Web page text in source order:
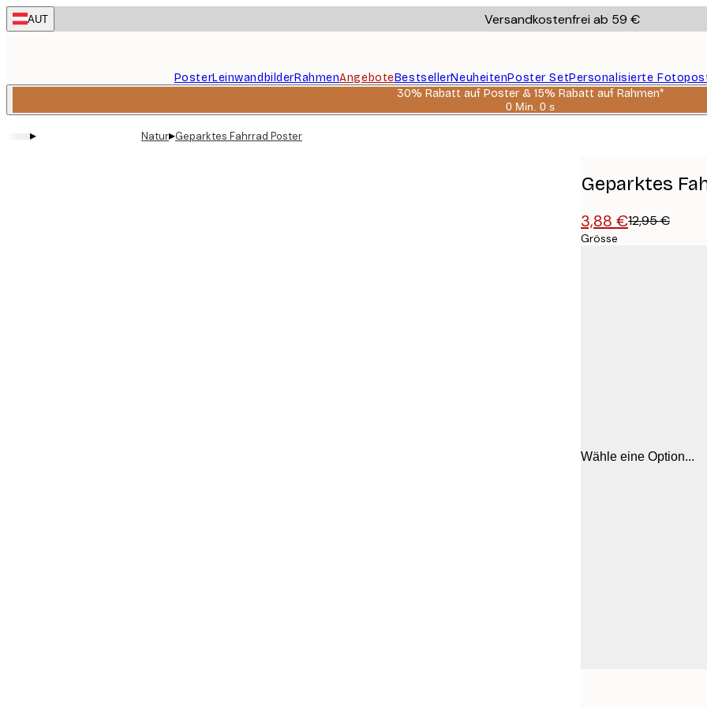
Skip
to
AUT Versandkostenfrei ab 59 €
PosterLeinwandbilderRahmenAngeboteBestsellerNeuheitenPoster SetPersonalisierte
30% Rabatt auf Poster & 15% Rabatt auf Rahmen*
0 Min. 0 s
Gültig
▸ Natur▸Geparktes Fahrrad Poster
Geparktes
3,88 €12,95 €
Grösse
Wähle eine Option...